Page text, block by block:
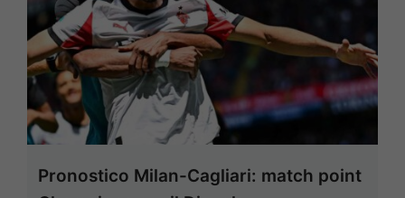
Pronostico Milan-Cagliari: match point